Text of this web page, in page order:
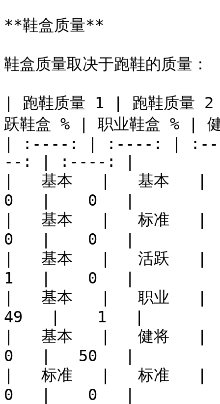
**鞋盒质量**
鞋盒质量取决于跑鞋的质量：
| 跑鞋质量 1 | 跑鞋质量
跃鞋盒 % | 职业鞋盒 % |
| :----: | :----: |
--: | :----: |
|   基本   |   基本
0   |    0   |
|   基本   |   标准
0   |    0   |
|   基本   |   活跃
1   |    0   |
|   基本   |   职业
49   |    1   |
|   基本   |   健将
0   |   50   |
|   标准   |   标准
0   |    0   |